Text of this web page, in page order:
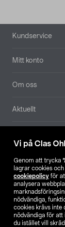
Vi på Clas
Genom att trycka
lagrar cookies
cookiepolicy för
analysera
nödvändiga,
cookies krävs inte
nödvändiga för att
du istället vill
Sidfot
Kundservice
Mitt konto
Om oss
Aktuellt